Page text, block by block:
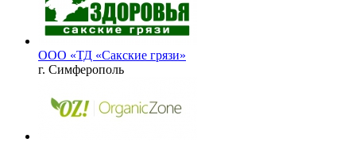
ООО «ТД «Сакские грязи»
г. Симферополь